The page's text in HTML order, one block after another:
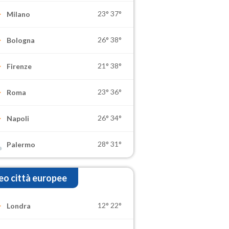
Milano 23° 37°
Bologna 26° 38°
Firenze 21° 38°
Roma 23° 36°
Napoli 26° 34°
Palermo 28° 31°
città europee
Londra 12° 22°